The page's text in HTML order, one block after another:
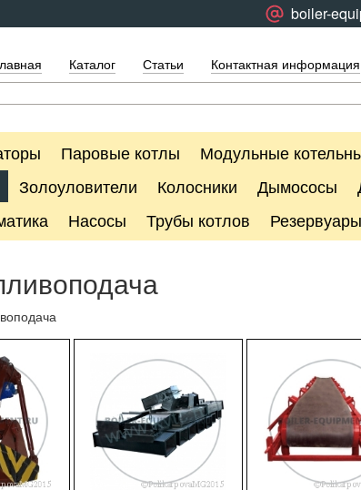
boiler-
Каталог Статьи Контактная информация
Паровые котлы Модульные
Золоуловители Колосники Дымососы
Насосы Трубы котлов Резервуары